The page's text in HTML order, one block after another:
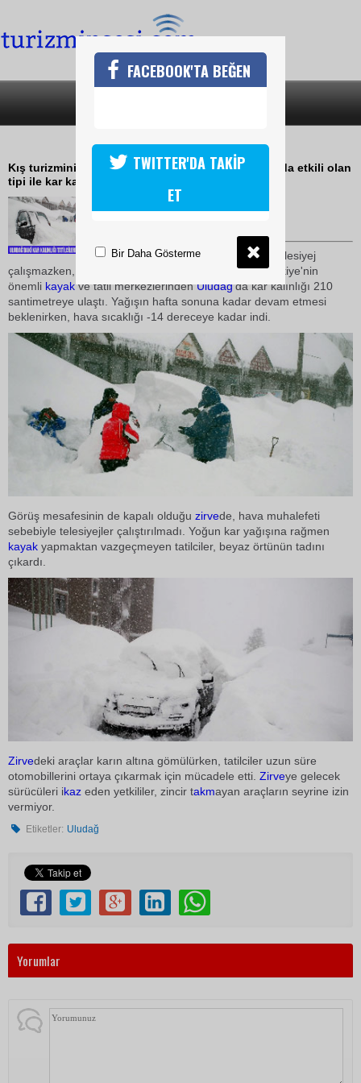
ULUDAĞDA KAR KALINLIĞI 2 METRE
Kış turizminin önemli tatil merkezlerinden Uludağ'da etkili olan
tipi ile kar kalınlığı 2 metreyi aştı
04 Şubat 2010 / 10:51
Hava muhalefeti sebebiyle telesiyej
çalışmazken, tatilciler
yapmaya devam etti. Türkiye'nin
önemli kayakve tatil merkezlerindenUludağ'da kar kalınlığı 210
santimetreye ulaştı. Yağışın hafta sonuna kadar devam etmesi
beklenirken, hava sıcaklığı -14 dereceye kadar indi.
Görüş mesafesinin de kapalı olduğu zirvede, hava muhalefeti
sebebiyle telesiyejler çalıştırılmadı. Yoğun kar yağışına rağmen
kayak yapmaktan vazgeçmeyen tatilciler, beyaz örtünün tadını
çıkardı.
Zirvedeki araçlar karın altına gömülürken, tatilciler uzun süre
otomobillerini ortaya çıkarmak için mücadele etti. Zirveye gelecek
sürücüleri ikaz eden yetkililer, zincir takmayan araçların seyrine izin
vermiyor.
Etiketler: Uludağ
Yorumlar
FACEBOOK'TA BEĞEN
TWITTER'DA TAKİP
ET
Bir Daha Gösterme